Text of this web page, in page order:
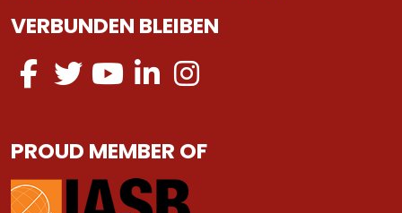
VERBUNDEN BLEIBEN
PROUD MEMBER OF